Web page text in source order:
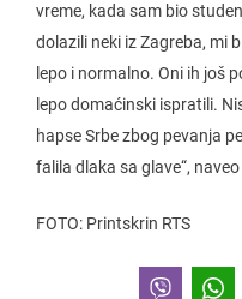
vreme, kada sam bio
dolazili neki iz Zagreba, mi
lepo i normalno. Oni ih još
lepo domaćinski ispratili.
hapse Srbe zbog pevanja
falila dlaka sa glave“,
FOTO: Printskrin RTS